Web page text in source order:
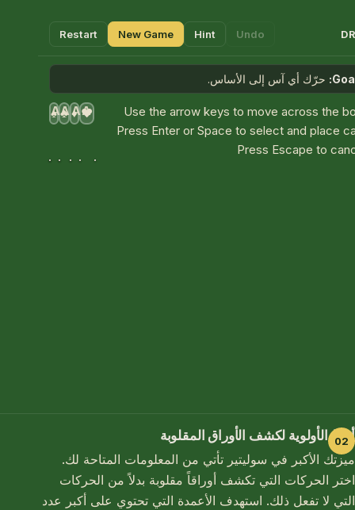
Undo
Hint
New Game
Restart
حرّك أي آس إلى الأساس.
Use the arrow keys to move across the
Press Enter or Space to select and place
Press Escape to
A
♥
A
♦
A
♣
A
♠
أعطِ الأولوية لكشف الأوراق المقلوبة
ميزتك الأكبر في سوليتير تأتي من المعلومات المتاحة لك.
اختر الحركات التي تكشف أوراقاً مقلوبة بدلاً من الحركات
التي لا تفعل ذلك. استهدف الأعمدة التي تحتوي على أكبر عدد